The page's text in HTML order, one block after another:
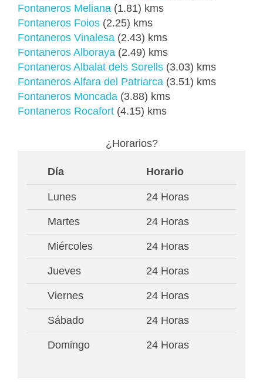
Fontaneros Meliana (1.81) kms
Fontaneros Foios (2.25) kms
Fontaneros Vinalesa (2.43) kms
Fontaneros Alboraya (2.49) kms
Fontaneros Albalat dels Sorells (3.03) kms
Fontaneros Alfara del Patriarca (3.51) kms
Fontaneros Moncada (3.88) kms
Fontaneros Rocafort (4.15) kms
¿Horarios?
Día Horario
Lunes 24 Horas
Martes 24 Horas
Miércoles 24 Horas
Jueves 24 Horas
Viernes 24 Horas
Sábado 24 Horas
Domingo 24 Horas